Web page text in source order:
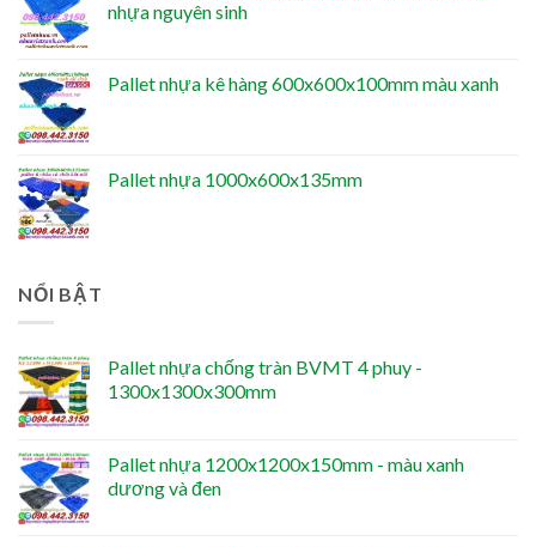
nhựa nguyên sinh
Pallet nhựa kê hàng 600x600x100mm màu xanh
Pallet nhựa 1000x600x135mm
NỔI BẬT
Pallet nhựa chống tràn BVMT 4 phuy -
1300x1300x300mm
Pallet nhựa 1200x1200x150mm - màu xanh
dương và đen